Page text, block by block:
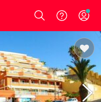
Login